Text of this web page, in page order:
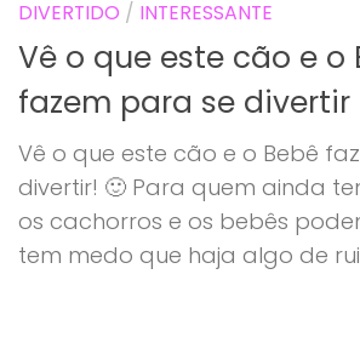
DIVERTIDO / INTERESSANTE
Vê o que este cão e o
fazem para se divertir
Vê o que este cão e o Bebê
divertir! 🙂 Para quem ainda
os cachorros e os bebês
tem medo que haja algo de